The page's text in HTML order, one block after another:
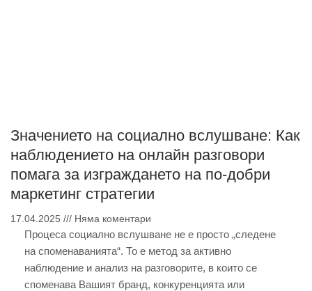
Значението на социално вслушване: Как
наблюдението на онлайн разговори
помага за изграждането на по-добри
маркетинг стратегии
17.04.2025 Няма коментари
Процеса социално вслушване не е просто „следене
на споменаванията“. То е метод за активно
наблюдение и анализ на разговорите, в които се
споменава Вашият бранд, конкуренцията или